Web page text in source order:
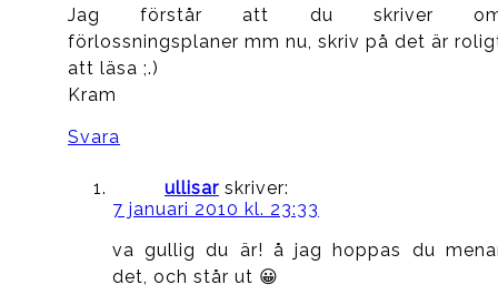
Jag förstår att du skriver
förlossningsplaner mm nu, skriv på det är
att läsa ;.)
Kram
Svara
ullisar skriver:
7 januari 2010 kl. 23:33
va gullig du är! å jag hoppas du
det, och står ut 😀